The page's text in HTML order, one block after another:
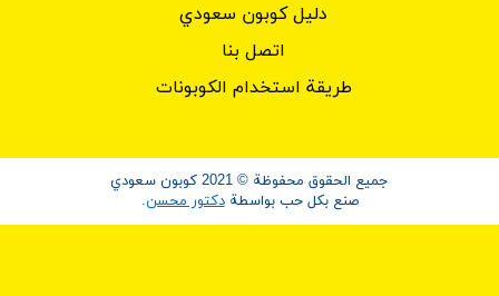
دليل كوبون سعودي
اتصل بنا
طريقة استخدام الكوبونات
جميع الحقوق محفوظة © 2021 كوبون سعودي
صنع بكل حب بواسطةدكتور محسن.